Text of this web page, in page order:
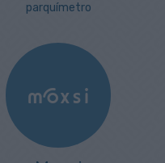
parquímetro